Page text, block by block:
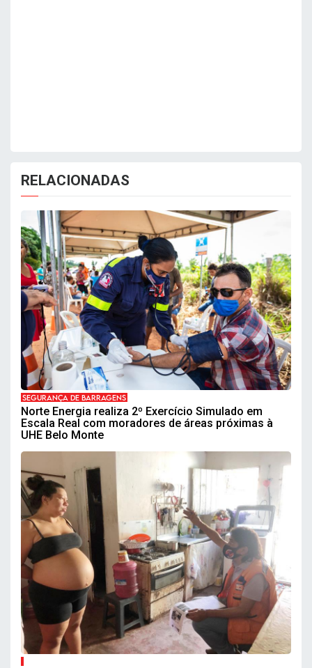
RELACIONADAS
SEGURANÇA DE BARRAGENS
Norte Energia realiza 2º Exercício Simulado em
Escala Real com moradores de áreas próximas à
UHE Belo Monte